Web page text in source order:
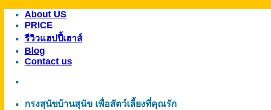
ข้าม
เนื้อหา
About US
PRICE
รีวิวแฮปปี้เฮาส์
Blog
Contact us
กรงสุนัขบ้านสุนัข เพื่อสัตว์เลี้ยงที่คุณรัก